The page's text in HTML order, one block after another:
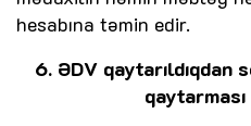
hesabına təmin edir.
6. ƏDV qaytarıldıqdan